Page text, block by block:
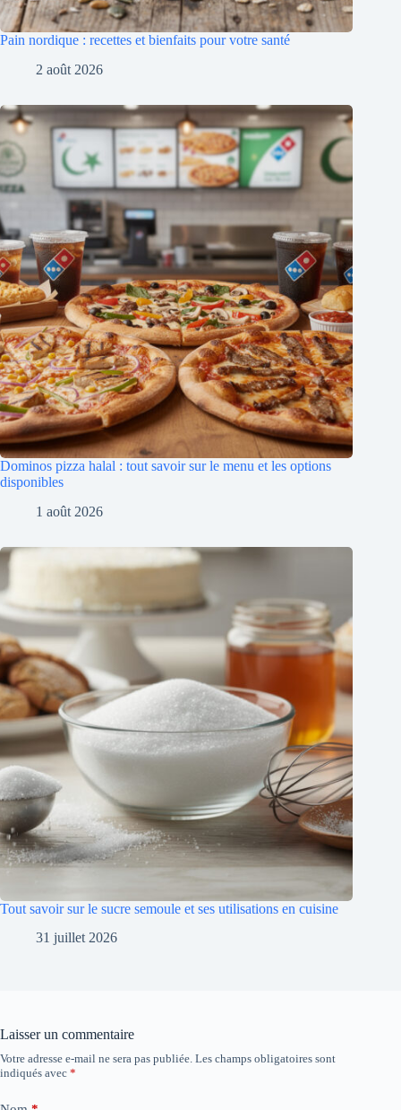
Pain nordique : recettes et bienfaits pour votre santé
2 août 2026
Dominos pizza halal : tout savoir sur le menu et les options
disponibles
1 août 2026
Tout savoir sur le sucre semoule et ses utilisations en cuisine
31 juillet 2026
Laisser un commentaire
Votre adresse e-mail ne sera pas publiée. Les champs obligatoires sont
indiqués avec *